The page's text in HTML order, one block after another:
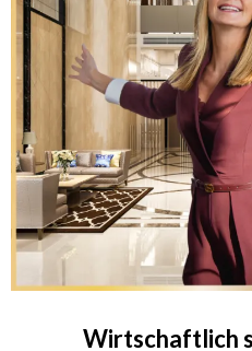
Wirtschaftlich